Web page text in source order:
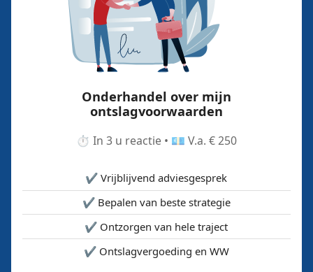
Onderhandel over mijn
ontslagvoorwaarden
⏱️ In 3 u reactie • 💶 V.a. € 250
✔️ Vrijblijvend adviesgesprek
✔️ Bepalen van beste strategie
✔️ Ontzorgen van hele traject
✔️ Ontslagvergoeding en WW